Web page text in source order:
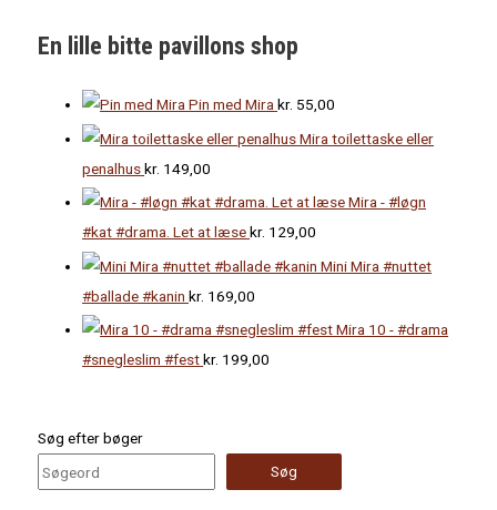
En lille bitte pavillons shop
Pin med Mirakr. 55,00
Mira toilettaske eller
penalhuskr. 149,00
Mira - #løgn
#kat #drama. Let at læsekr. 129,00
Mini Mira #nuttet
#ballade #kanin kr. 169,00
Mira 10 - #drama
#snegleslim #festkr. 199,00
Søg efter bøger
Søg